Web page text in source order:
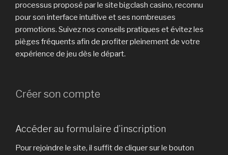
processus proposé par le site bigclash casino, reconnu
pour son interface intuitive et ses nombreuses
promotions. Suivez nos conseils pratiques et évitez les
pièges fréquents afin de profiter pleinement de votre
expérience de jeu dès le départ.
Créer son compte
Accéder au formulaire d’inscription
Pour rejoindre le site, il suffit de cliquer sur le bouton